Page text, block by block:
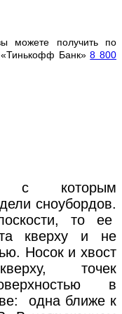
можете получить по
«Тинькофф Банк»8 800
с которым
сноубордов.
то ее
кверху и не
Носок и хвост
точек
в
одна ближе к